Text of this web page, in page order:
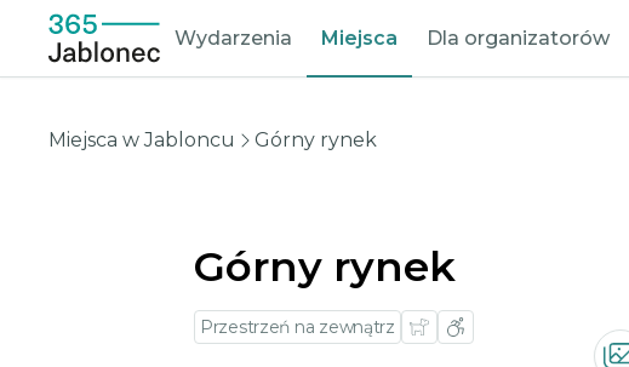
Wydarzenia Miejsca Dla organizatorów
Miejsca w Jabloncu Górny rynek
Górny rynek
Przestrzeń na zewnątrz